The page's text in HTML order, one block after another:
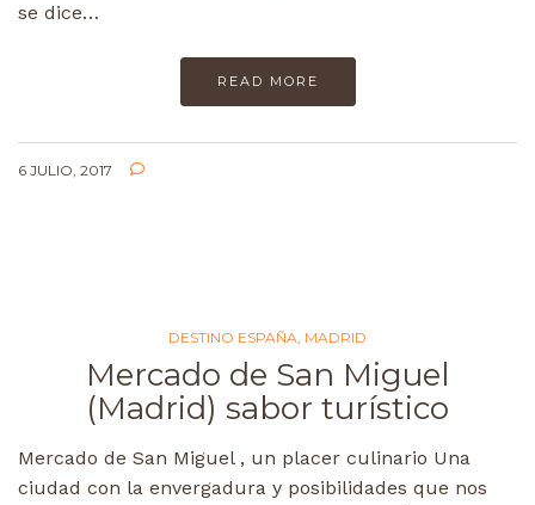
se dice…
READ MORE
6 JULIO, 2017
DESTINO ESPAÑA, MADRID
Mercado de San Miguel
(Madrid) sabor turístico
Mercado de San Miguel , un placer culinario Una
ciudad con la envergadura y posibilidades que nos